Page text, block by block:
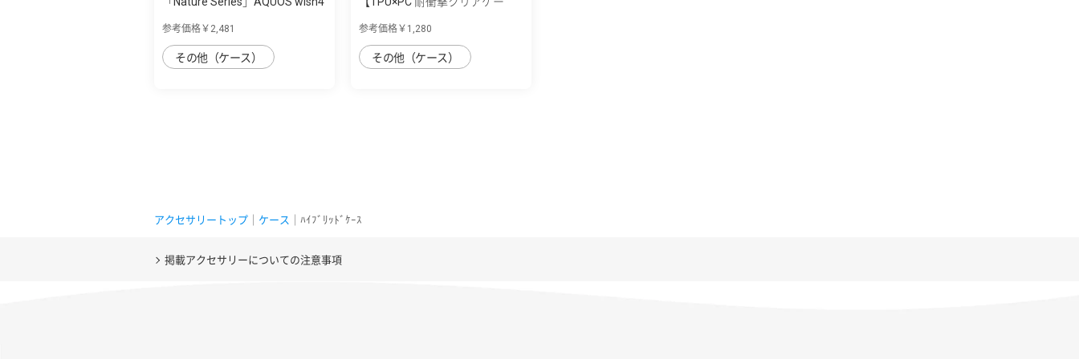
参考価格￥2,481
その他（ケース）
参考価格￥1,280
その他（ケース）
アクセサリートップ ケース ｜ﾊｲﾌﾞﾘｯﾄﾞｹｰｽ
掲載アクセサリーについての注意事項